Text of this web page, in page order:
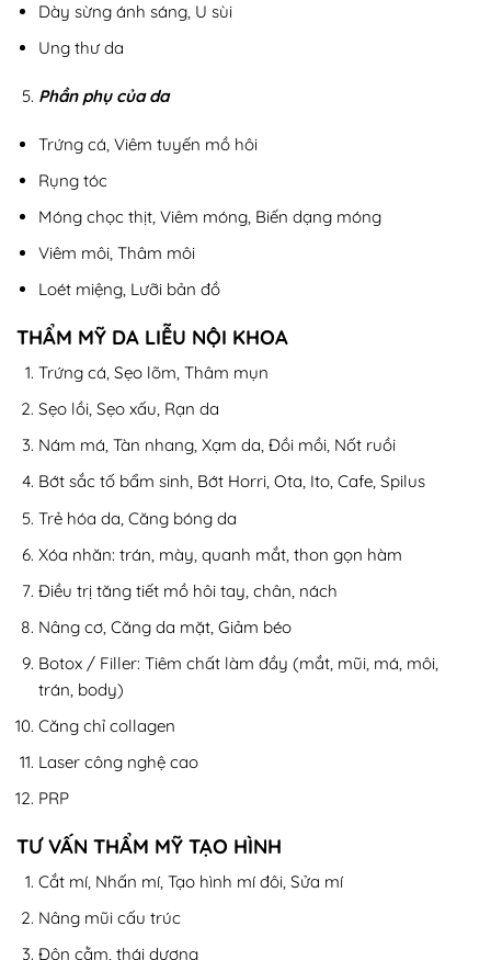
Dày sừng ánh sáng, U sùi
Ung thư da
Phần phụ của da
Trứng cá, Viêm tuyến mồ hôi
Rụng tóc
Móng chọc thịt, Viêm móng, Biến dạng móng
Viêm môi, Thâm môi
Loét miệng, Lưỡi bản đồ
THẨM MỸ DA LIỄU NỘI KHOA
Trứng cá, Sẹo lõm, Thâm mụn
Sẹo lồi, Sẹo xấu, Rạn da
Nám má, Tàn nhang, Xạm da, Đồi mồi, Nốt ruồi
Bớt sắc tố bẩm sinh, Bớt Horri, Ota, Ito, Cafe, Spilus
Trẻ hóa da, Căng bóng da
Xóa nhăn: trán, mày, quanh mắt, thon gọn hàm
Điều trị tăng tiết mồ hôi tay, chân, nách
Nâng cơ, Căng da mặt, Giảm béo
Botox / Filler: Tiêm chất làm đầy (mắt, mũi, má, môi,
trán, body)
Căng chỉ collagen
Laser công nghệ cao
PRP
TƯ VẤN THẨM MỸ TẠO HÌNH
Cắt mí, Nhấn mí, Tạo hình mí đôi, Sửa mí
Nâng mũi cấu trúc
Độn cằm, thái dương